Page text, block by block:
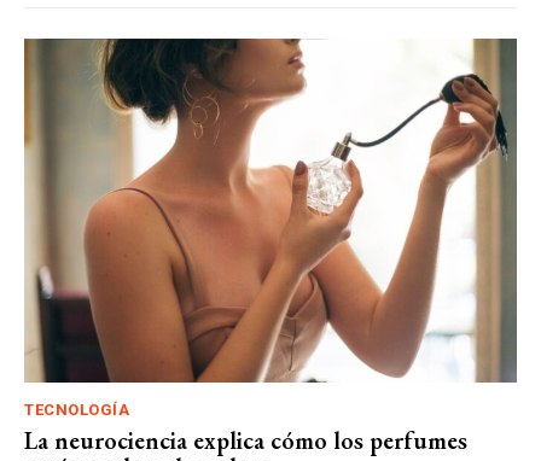
TECNOLOGÍA
La neurociencia explica cómo los perfumes